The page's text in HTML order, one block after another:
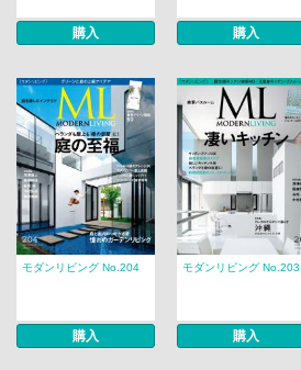
購入 購入
モダンリビング No.204
購入
モダンリビング No.203
購入